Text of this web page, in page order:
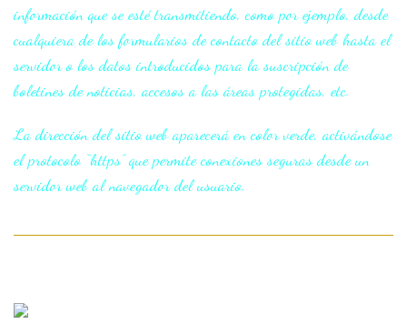
información que se esté transmitiendo, como por ejemplo, desde
cualquiera de los formularios de contacto del sitio web hasta el
servidor o los datos introducidos para la suscripción de
boletines de noticias, accesos a las áreas protegidas, etc.
La dirección del sitio web aparecerá en color verde, activándose
el protocolo “https” que permite conexiones seguras desde un
servidor web al navegador del usuario.